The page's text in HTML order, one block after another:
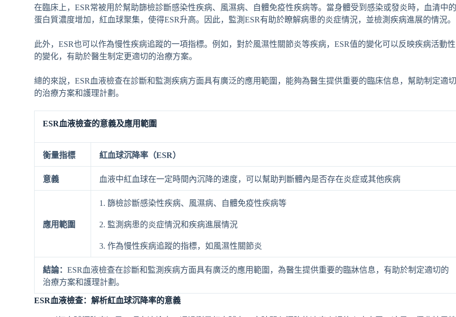
在臨床上，ESR常被用於幫助篩檢診斷感染性疾病、風濕病、自體免疫性疾病等。當身體受到感染或發炎時，血清中
蛋白質濃度增加，紅血球聚集，使得ESR升高。因此，監測ESR有助於瞭解病患的炎症情況，並檢測疾病進展的情況。
此外，ESR也可以作為慢性疾病追蹤的一項指標。例如，對於風濕性關節炎等疾病，ESR值的變化可以反映疾病活動性
的變化，有助於醫生制定更適切的治療方案。
總的來說，ESR血液檢查在診斷和監測疾病方面具有廣泛的應用範圍，能夠為醫生提供重要的臨床信息，幫助制定適
的治療方案和護理計劃。
ESR血液檢查的意義及應用範圍
衡量指標 紅血球沉降率（ESR）
意義 血液中紅血球在一定時間內沉降的速度，可以幫助判斷體內是否存在炎症或其他疾病
應用範圍
1. 篩檢診斷感染性疾病、風濕病、自體免疫性疾病等
2. 監測病患的炎症情況和疾病進展情況
3. 作為慢性疾病追蹤的指標，如風濕性關節炎
結論：ESR血液檢查在診斷和監測疾病方面具有廣泛的應用範圍，為醫生提供重要的臨牀信息，有助於制定適切的
治療方案和護理計劃。
ESR血液檢查：解析紅血球沉降率的意義